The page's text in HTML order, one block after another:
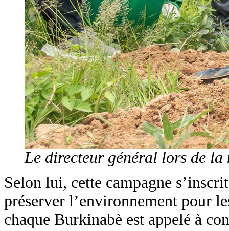
Le directeur général lors de la
Selon lui, cette campagne
préserver l’environnement pour
chaque Burkinabè est appelé à